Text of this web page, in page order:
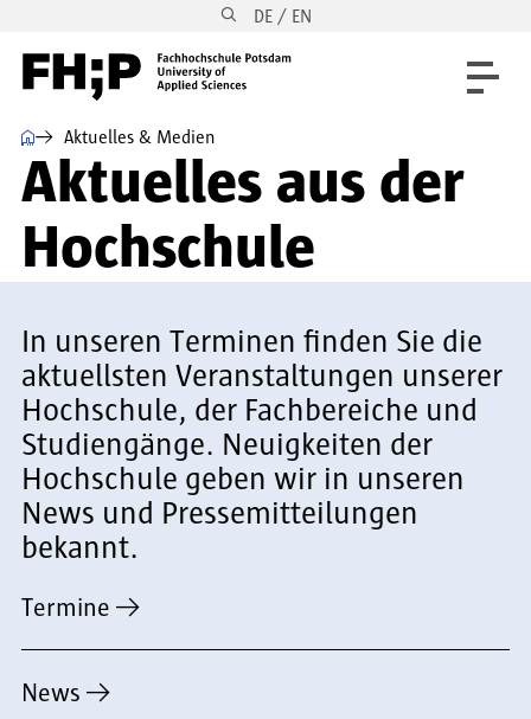
Direkt zur Hauptnavigation DE / EN
⌂ Aktuelles & Medien
Aktuelles aus der
Hochschule
In unseren Terminen finden Sie die
aktuellsten Veranstaltungen unserer
Hochschule, der Fachbereiche und
Studiengänge. Neuigkeiten der
Hochschule geben wir in unseren
News und Pressemitteilungen
bekannt.
Termine
News